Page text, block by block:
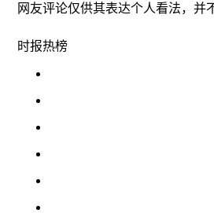
网友评论仅供其表达个人看法，并
时报热榜